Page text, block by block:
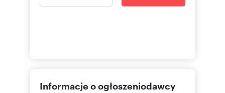
Informacje o ogłoszeniodawcy